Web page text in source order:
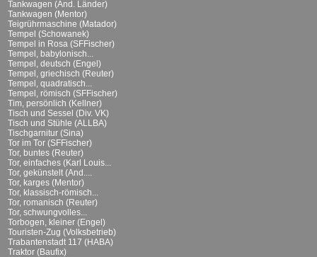
Tankwagen (And. Länder)
Tankwagen (Mentor)
Teigrührmaschine (Matador)
Tempel (Schowanek)
Tempel in Rosa (SFFischer)
Tempel, babylonisch...
Tempel, deutsch (Engel)
Tempel, griechisch (Reuter)
Tempel, quadratisch...
Tempel, römisch (SFFischer)
Tim, persönlich (Kellner)
Tisch und Sessel (Div. VK)
Tisch und Stühle (ALLBA)
Tischgarnitur (Sina)
Tor im Tor (SFFischer)
Tor, buntes (Reuter)
Tor, einfaches (Karl Louis...
Tor, gekünstelt (And....
Tor, karges (Mentor)
Tor, klassisch-römisch...
Tor, romanisch (Reuter)
Tor, schwungvolles...
Torbogen, kleiner (Engel)
Touristen-Zug (Volksbetrieb)
Trabantenstadt 117 (HABA)
Traktor (Baufix)